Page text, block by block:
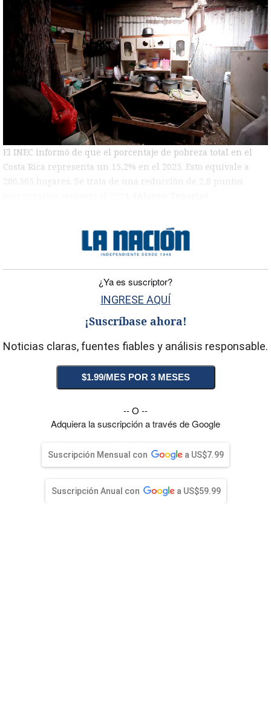
El INEC informó de que el porcentaje de pobreza total en el
Costa Rica representa un 15,2% en el 2025. Esto equivale a
286.365 hogares. Se trata de una reducción de 2,8 puntos